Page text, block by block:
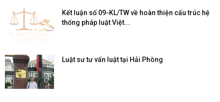
Kết luận số 09-KL/TW về hoàn thiện cấu trúc hệ
thống pháp luật Việt...
Luật sư tư vấn luật tại Hải Phòng